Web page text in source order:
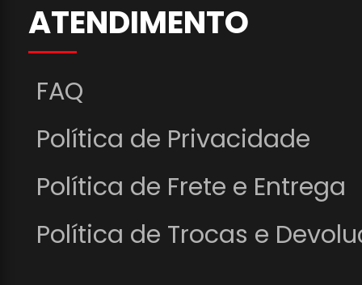
ATENDIMENTO
FAQ
Política de Privacidade
Política de Frete e Entrega
Política de Trocas e